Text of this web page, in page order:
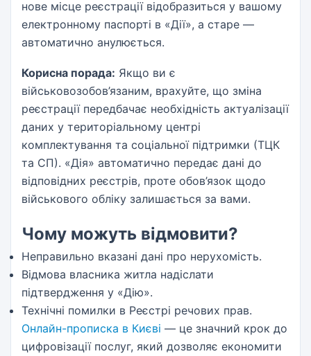
нове місце реєстрації відобразиться у вашому
електронному паспорті в «Дії», а старе —
автоматично анулюється.
Корисна порада: Якщо ви є
військовозобов’язаним, врахуйте, що зміна
реєстрації передбачає необхідність актуалізації
даних у територіальному центрі
комплектування та соціальної підтримки (ТЦК
та СП). «Дія» автоматично передає дані до
відповідних реєстрів, проте обов’язок щодо
військового обліку залишається за вами.
Чому можуть відмовити?
Неправильно вказані дані про нерухомість.
Відмова власника житла надіслати
підтвердження у «Дію».
Технічні помилки в Реєстрі речових прав.
Онлайн-прописка в Києві — це значний крок до
цифровізації послуг, який дозволяє економити